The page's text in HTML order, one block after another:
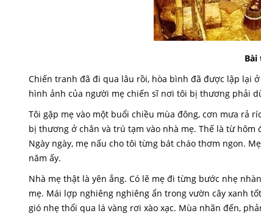
Bài
Chiến tranh đã đi qua lâu rồi, hòa bình đã được lập lại
hình ảnh của người mẹ chiến sĩ nơi tôi bị thương phải
Tôi gặp mẹ vào một buổi chiều mùa đông, cơn mưa rả
bị thương ở chân và trú tạm vào nhà mẹ. Thế là từ
Ngày ngày, mẹ nấu cho tôi từng bát cháo thơm ngon.
năm ấy.
Nhà mẹ thật là yên ắng. Có lẽ mẹ đi từng bước nhẹ
mẹ. Mái lợp nghiêng nghiêng ẩn trong vườn cây xanh
gió nhẹ thổi qua lá vàng rơi xào xạc. Mùa nhãn đến,